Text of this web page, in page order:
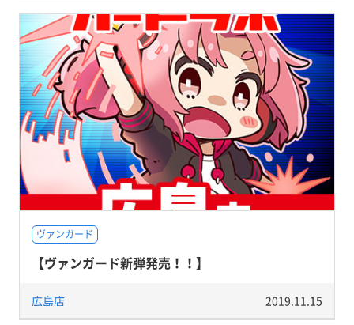
ヴァンガード
【ヴァンガード新弾発売！！】
広島店 2019.11.15